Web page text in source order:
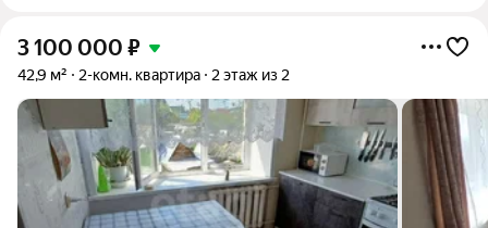
3 100 000 ₽
42,9 м² 2-комн. квартира 2 этаж из 2